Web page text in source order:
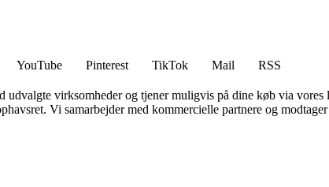
YouTube Pinterest TikTok Mail
RSS
udvalgte virksomheder og tjener muligvis på dine køb via vores
Vi samarbejder med kommercielle partnere og